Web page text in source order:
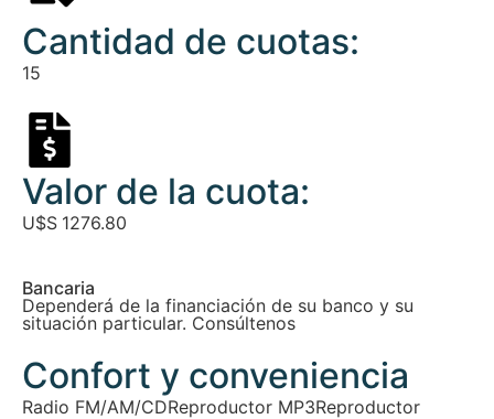
Cantidad de cuotas:
15
Valor de la cuota:
U$S 1276.80
Bancaria
Dependerá de la financiación de su banco y su
situación particular. Consúltenos
Confort y conveniencia
Radio FM/AM/CDReproductor MP3Reproductor